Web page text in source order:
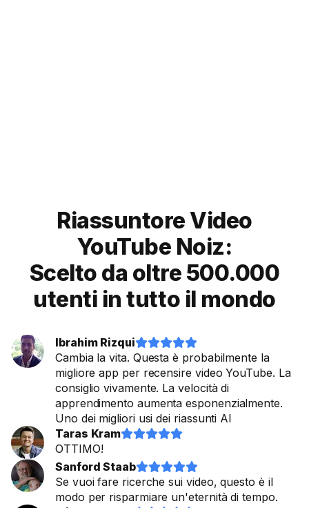
Riassuntore Video
YouTube Noiz:
Scelto da oltre 500.000
utenti in tutto il mondo
Ibrahim Rizqui

Cambia la vita. Questa è probabilmente la
migliore app per recensire video YouTube. La
consiglio vivamente. La velocità di
apprendimento aumenta esponenzialmente.
Uno dei migliori usi dei riassunti AI
Taras Kram

OTTIMO!
Sanford Staab

Se vuoi fare ricerche sui video, questo è il
modo per risparmiare un'eternità di tempo.